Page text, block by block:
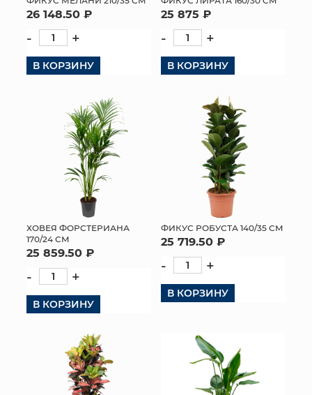
26 148.50 ₽
- +
В КОРЗИНУ
25 875 ₽
- +
В КОРЗИНУ
ХОВЕЯ ФОРСТЕРИАНА
170/24 СМ
25 859.50 ₽
- +
В КОРЗИНУ
ФИКУС РОБУСТА 140/35 СМ
25 719.50 ₽
- +
В КОРЗИНУ